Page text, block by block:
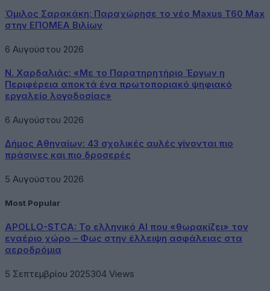
Όμιλος Σαρακάκη: Παραχώρησε το νέο Maxus T60 Max
στην ΕΠΟΜΕΑ Βιλίων
6 Αυγούστου 2026
Ν. Χαρδαλιάς: «Με το Παρατηρητήριο Έργων η
Περιφέρεια αποκτά ένα πρωτοποριακό ψηφιακό
εργαλείο λογοδοσίας»
6 Αυγούστου 2026
Δήμος Αθηναίων: 43 σχολικές αυλές γίνονται πιο
πράσινες και πιο δροσερές
5 Αυγούστου 2026
Most Popular
APOLLO-STCA: Το ελληνικό AI που «θωρακίζει» τον
εναέριο χώρο – Φως στην έλλειψη ασφάλειας στα
αεροδρόμια
5 Σεπτεμβρίου 2025304 Views